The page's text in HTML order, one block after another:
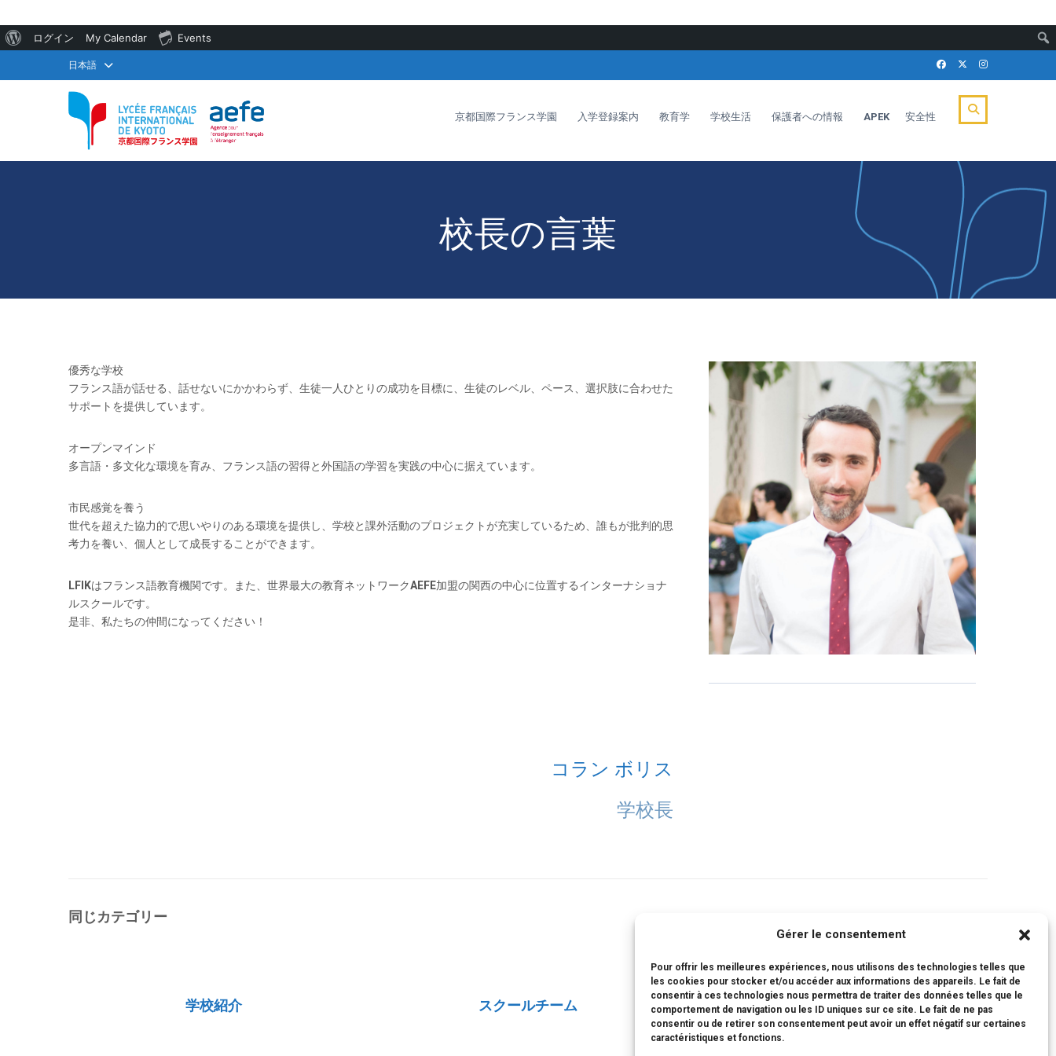
Gérer le consentement
Pour offrir les meilleures expériences, nous utilisons des technologies telles que
les cookies pour stocker et/ou accéder aux informations des appareils. Le fait de
consentir à ces technologies nous permettra de traiter des données telles que le
comportement de navigation ou les ID uniques sur ce site. Le fait de ne pas
consentir ou de retirer son consentement peut avoir un effet négatif sur certaines
caractéristiques et fonctions.
WordPress
ログイン My Calendar Events
日本語
京都国際フランス学園 入学登録案内 教育学 学校生活 保護者への情報 APEK 安全性
校長の言葉
優秀な学校
フランス語が話せる、話せないにかかわらず、生徒一人ひとりの成功を目標に、生徒のレベル、ペース、選択肢に合わせた
サポートを提供しています。
オープンマインド
多言語・多文化な環境を育み、フランス語の習得と外国語の学習を実践の中心に据えています。
市民感覚を養う
世代を超えた協力的で思いやりのある環境を提供し、学校と課外活動のプロジェクトが充実しているため、誰もが批判的思
考力を養い、個人として成長することができます。
LFIKはフランス語教育機関です。また、世界最大の教育ネットワークAEFE加盟の関西の中心に位置するインターナショナ
ルスクールです。
是非、私たちの仲間になってください！
コラン ボリス
学校長
同じカテゴリー
学校紹介 スクールチーム インスタンス